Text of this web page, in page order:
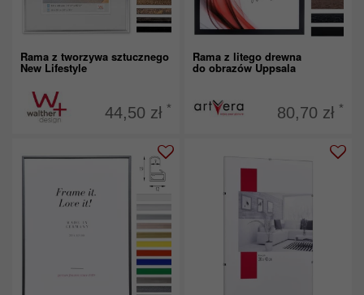
Rama z tworzywa sztucznego
New Lifestyle
44,50 zł *
Rama z litego drewna
do obrazów Uppsala
80,70 zł *